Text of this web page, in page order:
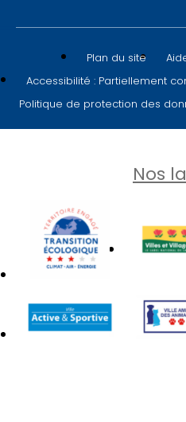
Plan du site
Accessibilité : Partiellement
Politique de protection des
Nos